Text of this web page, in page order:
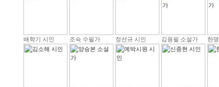
배학기 시인 조숙 수필가 정선규 시인 김용필 소설가 한